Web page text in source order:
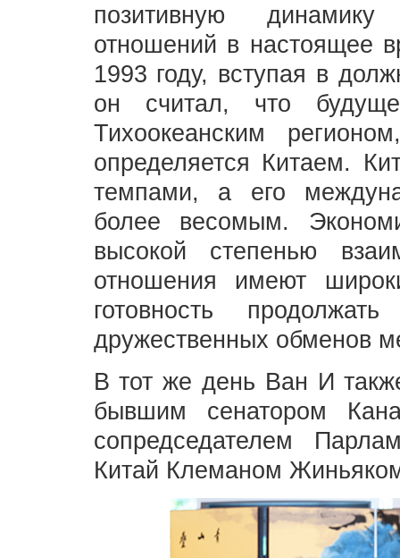
позитивную динамику
отношений в настоящее
1993 году, вступая в
он считал, что
Тихоокеанским
определяется Китаем.
темпами, а его
более весомым.
высокой степенью
отношения имеют
готовность
дружественных обменов
В тот же день Ван И
бывшим сенатором
сопредседателем
Китай Клеманом